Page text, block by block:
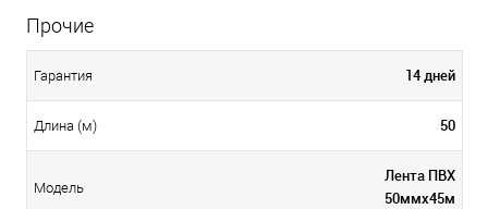
Прочие
Гарантия 14 дней
Длина (м) 50
Модель
Лента ПВХ
50ммх45м